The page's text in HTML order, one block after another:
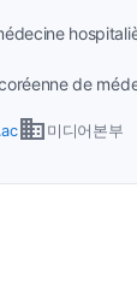
de
depuis 2017.
Severance.
business 미디어본부